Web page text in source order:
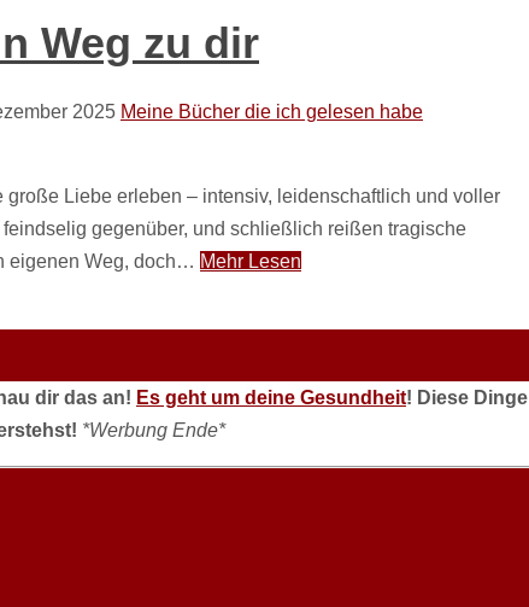
Weg zu dir
2025 Meine Bücher die ich gelesen habe
Liebe erleben – intensiv, leidenschaftlich und voller
gegenüber, und schließlich reißen tragische
eigenen Weg, doch… Mehr Lesen
dir das an! Es geht um deine Gesundheit! Diese Dinge
*Werbung Ende*